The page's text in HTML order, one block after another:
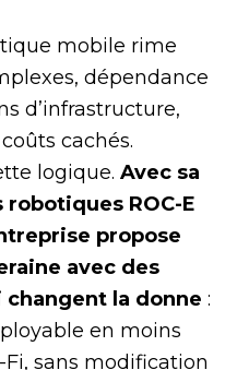
mobile rime
dépendance
d’infrastructure,
cachés.
logique. Avec sa
robotiques ROC-E
propose
avec des
la donne :
en moins
Fi, sans modification